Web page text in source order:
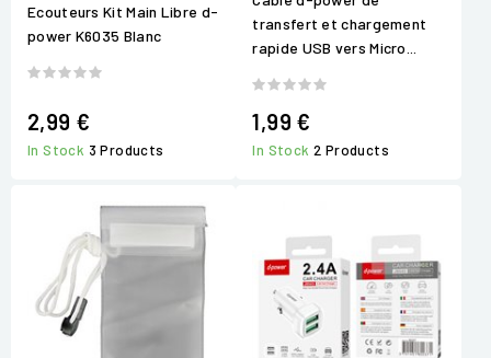
Ecouteurs Kit Main Libre d-
power K6035 Blanc
2,99 €
In Stock 3 Products
transfert et chargement
rapide USB vers Micro...
1,99 €
In Stock2 Products